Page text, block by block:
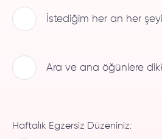
İstediğim her an her
Ara ve ana öğünlere
Haftalık Egzersiz Düzeniniz: